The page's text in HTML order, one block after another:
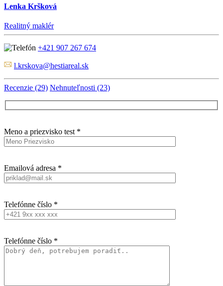
Lenka Kršková
Realitný maklér
+421 907 267 674
l.krskova@hestiareal.sk
Recenzie (29) Nehnuteľnosti (23)
Meno a priezvisko test *
Emailová adresa *
Telefónne číslo *
Telefónne číslo *